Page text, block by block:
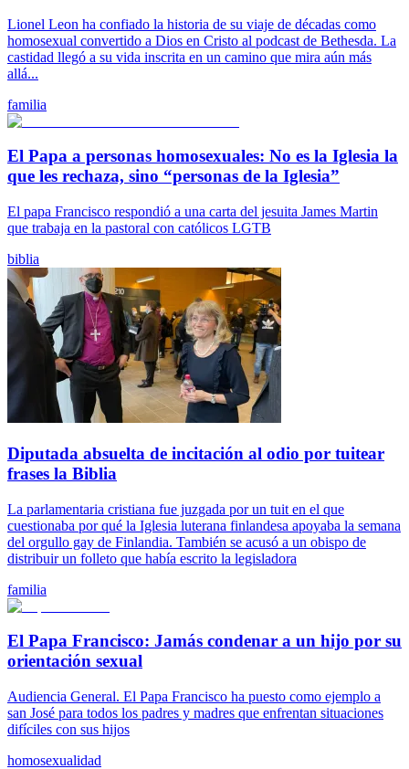
Lionel Leon ha confiado la historia de su viaje de décadas como
homosexual convertido a Dios en Cristo al podcast de Bethesda. La
castidad llegó a su vida inscrita en un camino que mira aún más
allá...
familia
El Papa a personas homosexuales: No es la Iglesia la
que les rechaza, sino “personas de la Iglesia”
El papa Francisco respondió a una carta del jesuita James Martin
que trabaja en la pastoral con católicos LGTB
biblia
Diputada absuelta de incitación al odio por tuitear
frases la Biblia
La parlamentaria cristiana fue juzgada por un tuit en el que
cuestionaba por qué la Iglesia luterana finlandesa apoyaba la semana
del orgullo gay de Finlandia. También se acusó a un obispo de
distribuir un folleto que había escrito la legisladora
familia
El Papa Francisco: Jamás condenar a un hijo por su
orientación sexual
Audiencia General. El Papa Francisco ha puesto como ejemplo a
san José para todos los padres y madres que enfrentan situaciones
difíciles con sus hijos
homosexualidad